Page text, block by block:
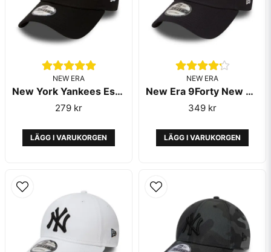
Skicka fråga
NEW ERA
New York Yankees Essential Child Black 9FORTY Cap - New Era
279 kr
LÄGG I VARUKORGEN
NEW ERA
New Era 9Forty New York Yankees Essential Navy
349 kr
LÄGG I VARUKORGEN